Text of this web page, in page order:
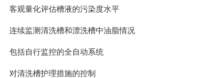
客观量化评估槽液的污染度水平
连续监测清洗槽和漂洗槽中油脂情况
包括自行监控的全自动系统
对清洗槽护理措施的控制